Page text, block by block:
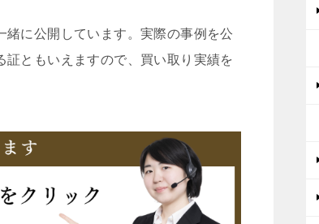
に公開しています。実際の事例を公
ともいえますので、買い取り実績を